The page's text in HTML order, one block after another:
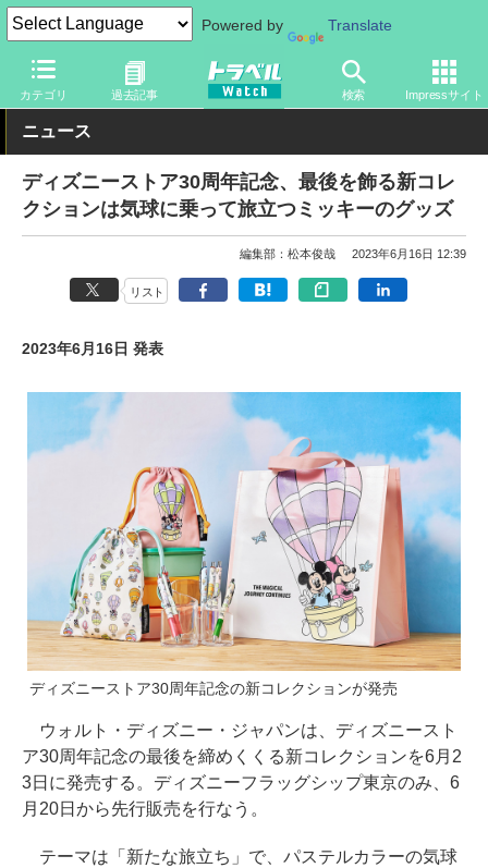
Powered by Translate
カテゴリ 過去記事 検索 Impressサイト
トラベル Watch 旅の情報 観光地 ディズニーリゾート
ニュース
ディズニーストア30周年記念、最後を飾る新コレ
クションは気球に乗って旅立つミッキーのグッズ
編集部：松本俊哉 2023年6月16日 12:39
リスト
2023年6月16日 発表
ディズニーストア30周年記念の新コレクションが発売
ウォルト・ディズニー・ジャパンは、ディズニースト
ア30周年記念の最後を締めくくる新コレクションを6月2
3日に発売する。ディズニーフラッグシップ東京のみ、6
月20日から先行販売を行なう。
テーマは「新たな旅立ち」で、パステルカラーの気球